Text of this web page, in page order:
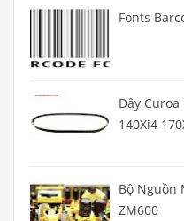
Fonts
Dây
140Xi4
Bộ Nguồn
ZM600